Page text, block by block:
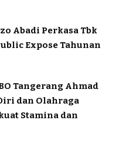
Abadi Perkasa Tbk
Expose Tahunan
Tangerang Ahmad
dan Olahraga
Stamina dan